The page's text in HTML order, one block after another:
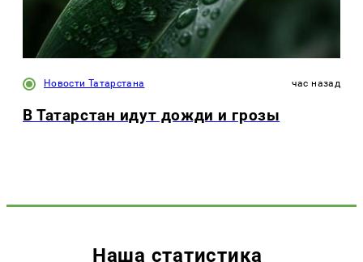
Новости Татарстана час назад
В Татарстан идут дожди и грозы
Наша статистика